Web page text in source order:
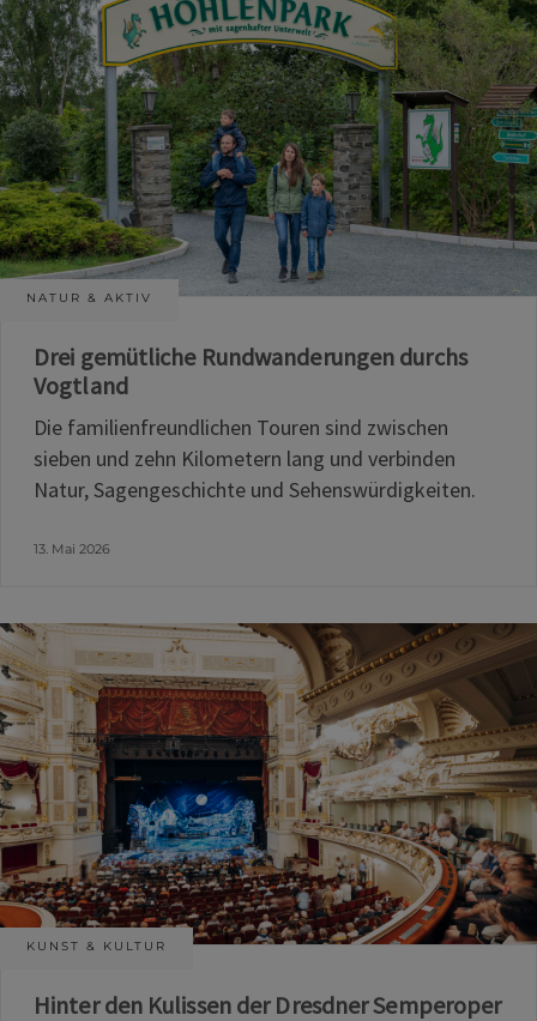
NATUR & AKTIV
Drei gemütliche Rundwanderungen durchs
Vogtland
Die familienfreundlichen Touren sind zwischen
sieben und zehn Kilometern lang und verbinden
Natur, Sagengeschichte und Sehenswürdigkeiten.
13. Mai 2026
KUNST & KULTUR
Hinter den Kulissen der Dresdner Semperoper